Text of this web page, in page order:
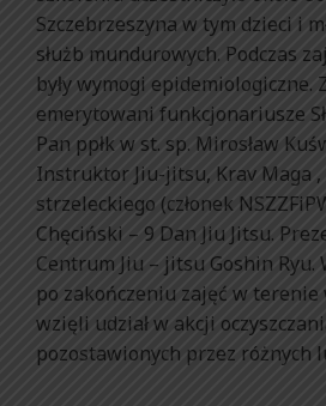
Szczebrzeszyna w tym dzieci i
służb mundurowych. Podczas
były wymogi epidemiologiczne.
emerytowani funkcjonariusze
Pan ppłk w st. sp. Mirosław
Instruktor Jiu-jitsu, Krav Maga
strzeleckiego (członek
Chęciński – 9 Dan Jiu Jitsu.
Centrum Jiu – jitsu Goshin
po zakończeniu zajęć w terenie
wzięli udział w akcji
pozostawionych przez różnych